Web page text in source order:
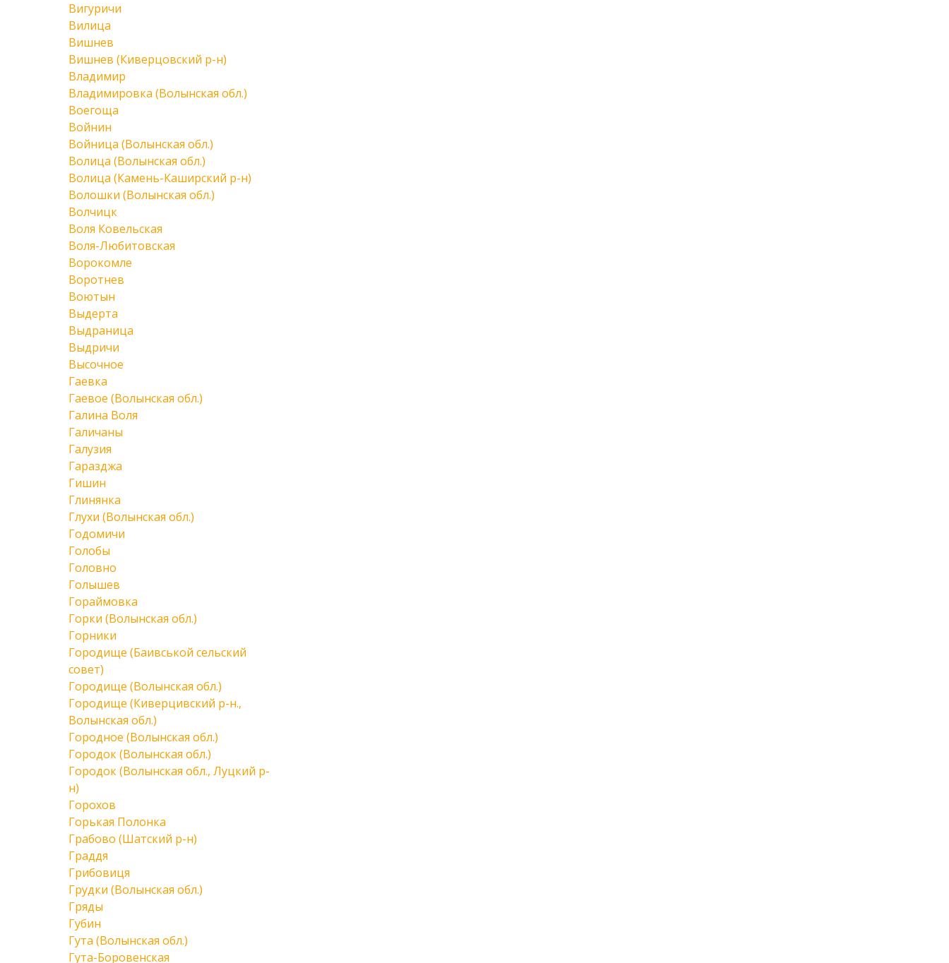
Вигуричи
Вилица
Вишнев
Вишнев (Киверцовский р-н)
Владимир
Владимировка (Волынская обл.)
Воегоща
Войнин
Войница (Волынская обл.)
Волица (Волынская обл.)
Волица (Камень-Каширский р-н)
Волошки (Волынская обл.)
Волчицк
Воля Ковельская
Воля-Любитовская
Ворокомле
Воротнев
Воютын
Выдерта
Выдраница
Выдричи
Высочное
Гаевка
Гаевое (Волынская обл.)
Галина Воля
Галичаны
Галузия
Гаразджа
Гишин
Глинянка
Глухи (Волынская обл.)
Годомичи
Голобы
Головно
Голышев
Гораймовка
Горки (Волынская обл.)
Горники
Городище (Баивськой сельский
совет)
Городище (Волынская обл.)
Городище (Киверцивский р-н.,
Волынская обл.)
Городное (Волынская обл.)
Городок (Волынская обл.)
Городок (Волынская обл., Луцкий р-
н)
Горохов
Горькая Полонка
Грабово (Шатский р-н)
Граддя
Грибовиця
Грудки (Волынская обл.)
Гряды
Губин
Гута (Волынская обл.)
Гута-Боровенская